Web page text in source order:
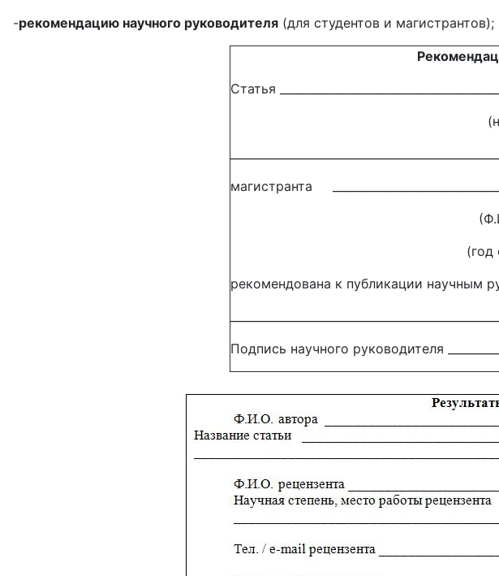
-рекомендацию научного руководителя (для студентов и магистрантов);
Статья
магистранта
(год
рекомендована к публикации научным
Подпись научного